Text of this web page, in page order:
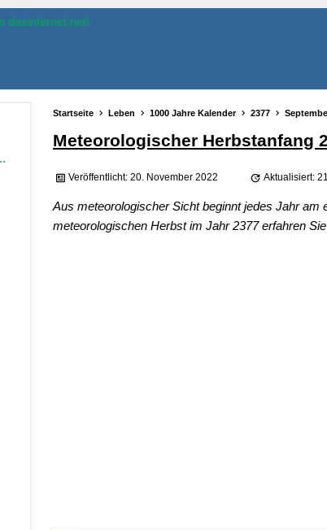
Startseite Leben 1000 Jahre Kalender 2377
Meteorologischer Herbstanfang
Veröffentlicht: 20. November 2022 Aktualisiert:
Aus meteorologischer Sicht beginnt jedes Jahr
meteorologischen Herbst im Jahr 2377 erfahren